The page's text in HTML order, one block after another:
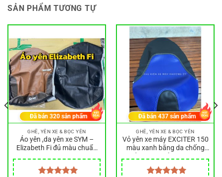
SẢN PHẨM TƯƠNG TỰ
GHẾ, YÊN XE & BỌC YÊN
Áo yên ,da yên xe SYM –
Elizabeth Fi đủ màu chuẩn
Đã bán320 sản phẩm
GHẾ, YÊN XE & BỌC YÊN
Vỏ yên xe máy EXCITER 150
màu xanh bằng da chống
tốt
Đã bán437 sản phẩm